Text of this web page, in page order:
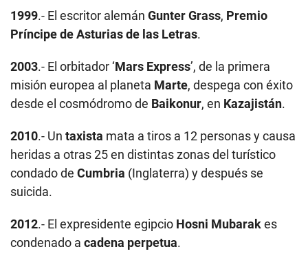
1999.- El escritor alemán Gunter Grass, Premio
Príncipe de Asturias de las Letras.
2003.- El orbitador ‘Mars Express’, de la primera
misión europea al planeta Marte, despega con éxito
desde el cosmódromo de Baikonur, en Kazajistán.
2010.- Un taxista mata a tiros a 12 personas y causa
heridas a otras 25 en distintas zonas del turístico
condado de Cumbria (Inglaterra) y después se
suicida.
2012.- El expresidente egipcio Hosni Mubarakes
condenado a cadena perpetua.